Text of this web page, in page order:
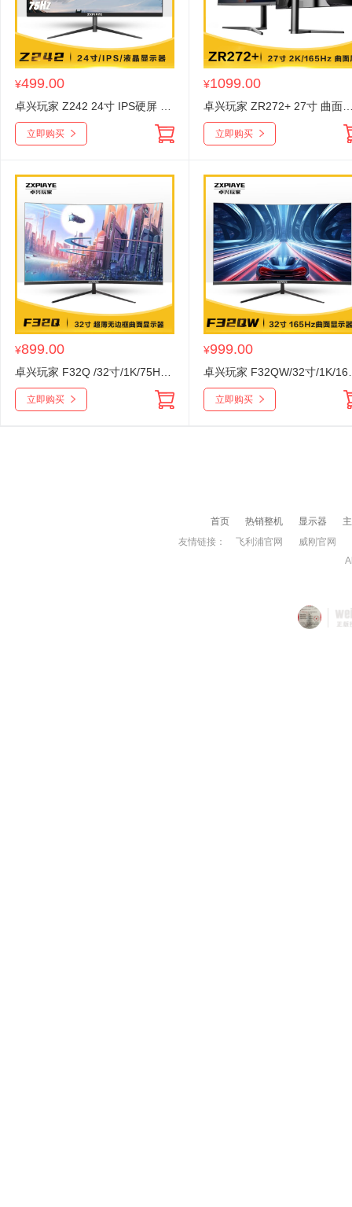
¥499.00
立即购买
¥1099.00
立即购买
¥899.00
立即购买
¥999.00
立即购买
首页 热销整机 显示器
友情链接：
飞利浦官网 威刚官网